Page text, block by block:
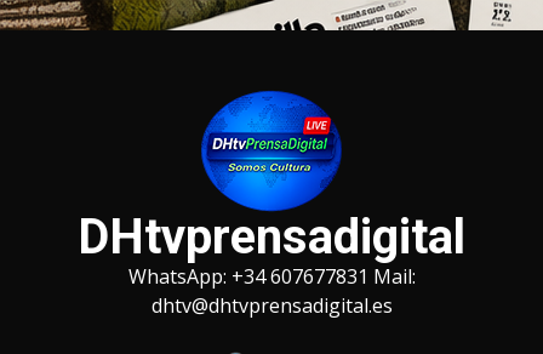
DHtvprensadigital
WhatsApp: +34 607677831 Mail:
dhtv@dhtvprensadigital.es